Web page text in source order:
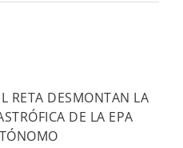
RETA DESMONTAN LA
DE LA EPA